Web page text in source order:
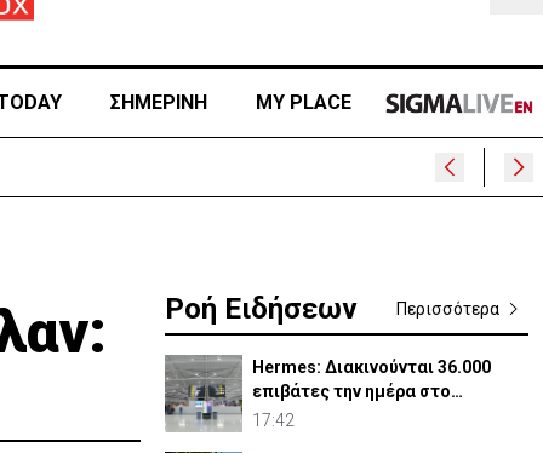
ΣΗΜΕΡΙΝΗ MY PLACE
Ροή Ειδήσεων Περισσότερα
Hermes: Διακινούνται 36.000
επιβάτες την ημέρα στο
αεροδρόμιο Λάρνακας
17:42